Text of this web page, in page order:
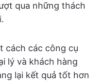
qua những thách
cách các công cụ
lý và khách hàng
lại kết quả tốt hơn